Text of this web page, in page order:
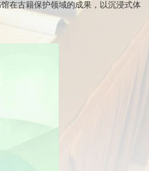
在古籍保护领域的成果，以沉浸式体